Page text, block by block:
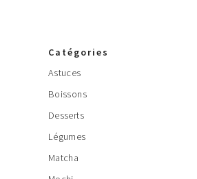
Catégories
Astuces
Boissons
Desserts
Légumes
Matcha